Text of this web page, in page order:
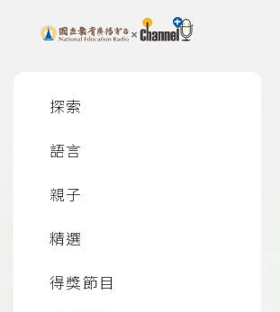
上方功能區塊
探索
語言
親子
精選
得獎節目